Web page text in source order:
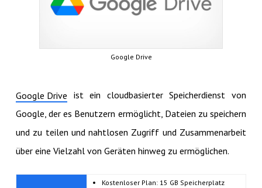
Google Drive
Google Drive ist ein cloudbasierter Speicherdienst von
Google, der es Benutzern ermöglicht, Dateien zu speichern
und zu teilen und nahtlosen Zugriff und Zusammenarbeit
über eine Vielzahl von Geräten hinweg zu ermöglichen.
Kostenloser Plan: 15 GB Speicherplatz